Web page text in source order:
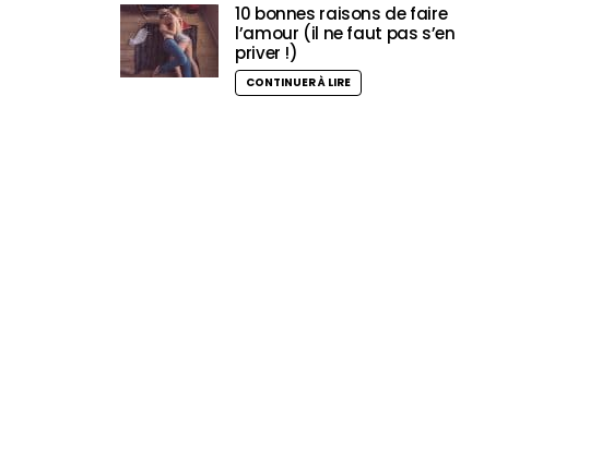
10 bonnes raisons de faire
l’amour (il ne faut pas s’en
priver !)
CONTINUER À LIRE